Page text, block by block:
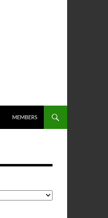
MEMBERS